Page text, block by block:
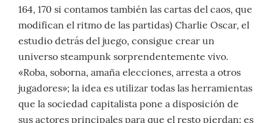
164, 170 si contamos también las cartas del caos, que
modifican el ritmo de las partidas) Charlie Oscar, el
estudio detrás del juego, consigue crear un
universo steampunk sorprendentemente vivo.
«Roba, soborna, amaña elecciones, arresta a otros
jugadores»; la idea es utilizar todas las herramientas
que la sociedad capitalista pone a disposición de
sus actores principales para que el resto pierdan: es